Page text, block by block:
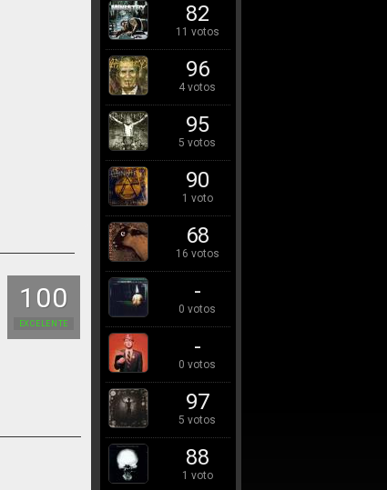
100
EXCELENTE
82
11 votos
96
4 votos
95
5 votos
90
1 voto
68
16 votos
-
0 votos
-
0 votos
97
5 votos
88
1 voto